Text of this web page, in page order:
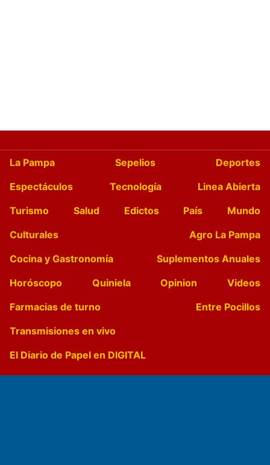
La Pampa Sepelios
Deportes
Espectáculos
Tecnología
Linea Abierta
Turismo
Salud Edictos País
Mundo
Culturales
Agro La Pampa
Cocina y Gastronomía
Suplementos Anuales
Horóscopo
Quiniela Opinion
Videos
Farmacias de turno
Entre Pocillos
Transmisiones en vivo
El Diario de Papel en DIGITAL